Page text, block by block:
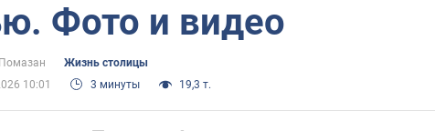
Фото и видео
Жизнь столицы
10:01
3 минуты 19,3 т.